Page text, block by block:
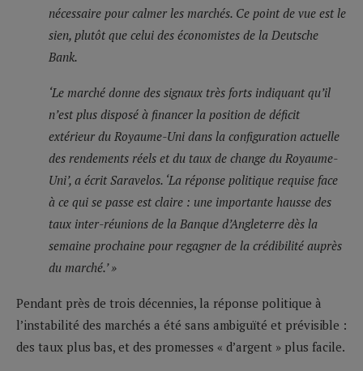
nécessaire pour calmer les marchés. Ce point de vue est le
sien, plutôt que celui des économistes de la Deutsche
Bank.
‘Le marché donne des signaux très forts indiquant qu’il
n’est plus disposé à financer la position de déficit
extérieur du Royaume-Uni dans la configuration actuelle
des rendements réels et du taux de change du Royaume-
Uni’, a écrit Saravelos. ‘La réponse politique requise face
à ce qui se passe est claire : une importante hausse des
taux inter-réunions de la Banque d’Angleterre dès la
semaine prochaine pour regagner de la crédibilité auprès
du marché.’ »
Pendant près de trois décennies, la réponse politique à
l’instabilité des marchés a été sans ambiguïté et prévisible :
des taux plus bas, et des promesses « d’argent » plus facile.